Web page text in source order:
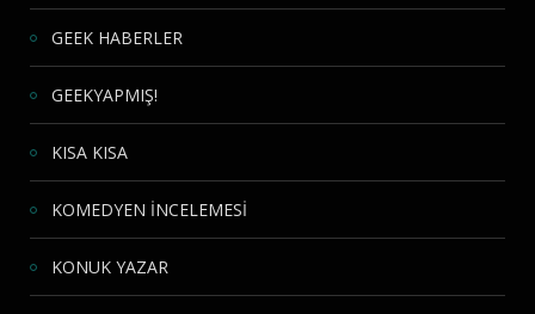
GEEK HABERLER
GEEKYAPMIŞ!
KISA KISA
KOMEDYEN İNCELEMESİ
KONUK YAZAR